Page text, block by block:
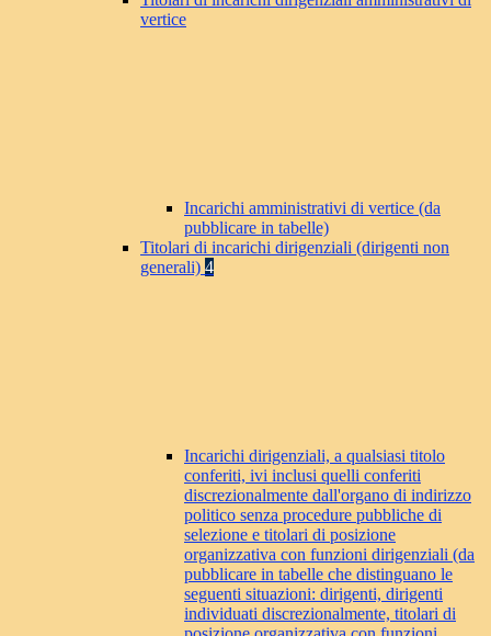
vertice
Incarichi amministrativi di vertice (da
pubblicare in tabelle)
Titolari di incarichi dirigenziali (dirigenti non
generali) 4
Incarichi dirigenziali, a qualsiasi titolo
conferiti, ivi inclusi quelli conferiti
discrezionalmente dall'organo di indirizzo
politico senza procedure pubbliche di
selezione e titolari di posizione
organizzativa con funzioni dirigenziali (da
pubblicare in tabelle che distinguano le
seguenti situazioni: dirigenti, dirigenti
individuati discrezionalmente, titolari di